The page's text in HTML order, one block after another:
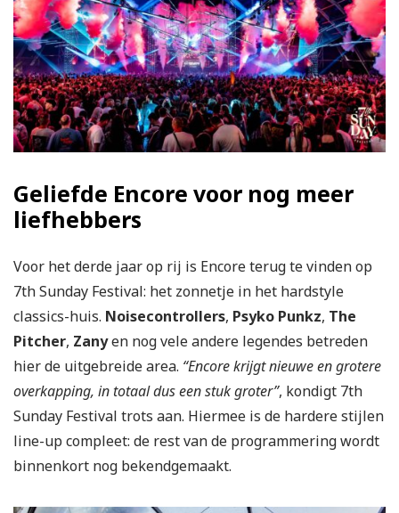
Geliefde Encore voor nog meer
liefhebbers
Voor het derde jaar op rij is Encore terug te vinden op
7th Sunday Festival: het zonnetje in het hardstyle
classics-huis. Noisecontrollers, Psyko Punkz, The
Pitcher, Zanyen nog vele andere legendes betreden
hier de uitgebreide area. “Encore krijgt nieuwe en grotere
overkapping, in totaal dus een stuk groter”, kondigt 7th
Sunday Festival trots aan. Hiermee is de hardere stijlen
line-up compleet: de rest van de programmering wordt
binnenkort nog bekendgemaakt.